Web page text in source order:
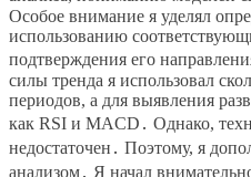
Особое внимание я уделял
использованию
подтверждения его
силы тренда я использовал
периодов, а для выявления
как RSI и MACD․ Однако,
недостаточен․ Поэтому, я
анализом․ Я начал